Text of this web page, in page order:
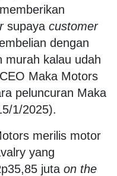
supaya customer
dengan
murah kalau udah
Maka Motors
peluncuran Maka
1/2025).
merilis motor
yang
juta on the